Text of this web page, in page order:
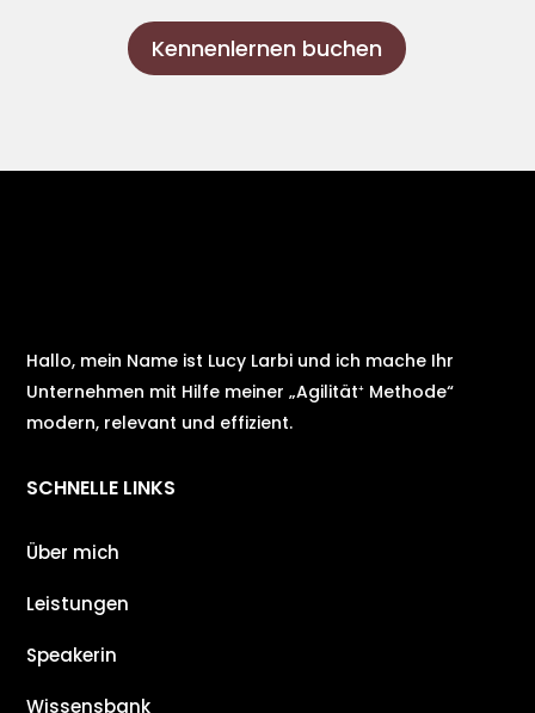
Kennenlernen buchen
Hallo, mein Name ist Lucy Larbi und ich mache Ihr
Unternehmen mit Hilfe meiner „Agilität⁺ Methode“
modern, relevant und effizient.
SCHNELLE LINKS
Über mich
Leistungen
Speakerin
Wissensbank